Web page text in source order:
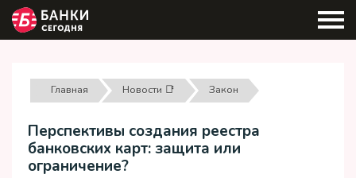
Главная Новости 📑 Закон
Перспективы создания реестра
банковских карт: защита или
ограничение?